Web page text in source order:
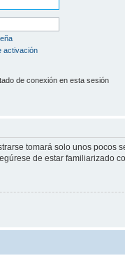
activación
de conexión en esta sesión
tomará solo unos
de estar familiarizado